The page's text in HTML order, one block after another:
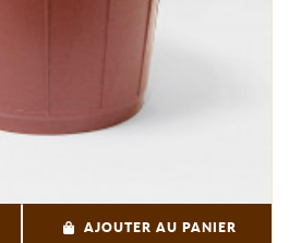
AJOUTER AU PANIER